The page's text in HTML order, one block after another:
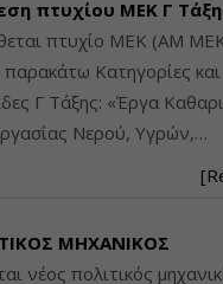
πτυχίου ΜΕΚ Γ
πτυχίο ΜΕΚ (ΑΜ
παρακάτω Κατηγορίες και
Γ Τάξης: «Έργα
Νερού, Υγρών,…
ΜΗΧΑΝΙΚΟΣ
νέος πολιτικός
Τιμή